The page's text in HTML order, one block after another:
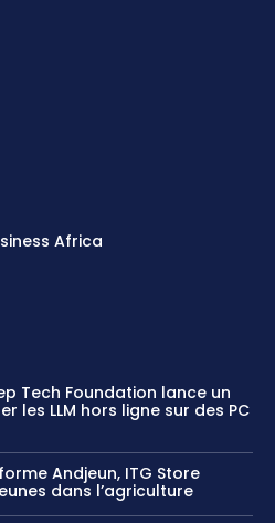
Africa
Tech Foundation lance un
les LLM hors ligne sur des PC
Andjeun, ITG Store
dans l’agriculture